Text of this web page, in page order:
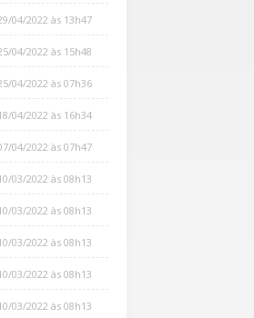
04/2022 às 13h47
04/2022 às 15h48
04/2022 às 07h36
04/2022 às 16h34
04/2022 às 07h47
03/2022 às 08h13
03/2022 às 08h13
03/2022 às 08h13
03/2022 às 08h13
03/2022 às 08h13